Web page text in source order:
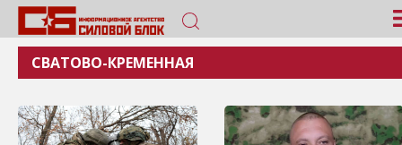
СВАТОВО-КРЕМЕННАЯ